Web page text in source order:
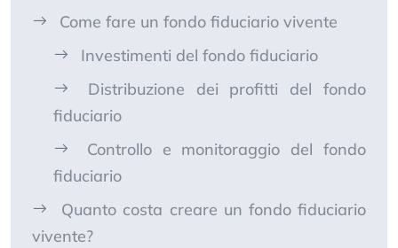
Come fare un fondo fiduciario vivente
Investimenti del fondo fiduciario
Distribuzione dei profitti del fondo
fiduciario
Controllo e monitoraggio del fondo
fiduciario
Quanto costa creare un fondo fiduciario
vivente?